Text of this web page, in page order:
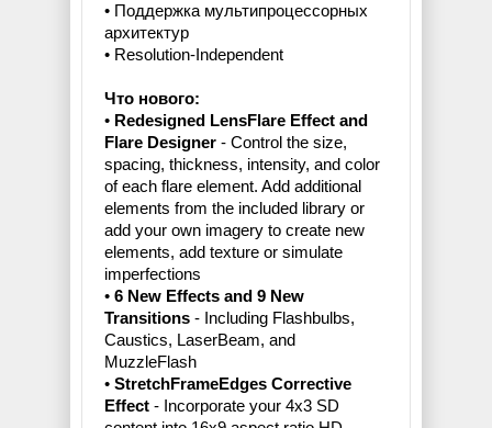
• Поддержка мультипроцессорных
архитектур
• Resolution-Independent
Что нового:
• Redesigned LensFlare Effect and
Flare Designer - Control the size,
spacing, thickness, intensity, and color
of each flare element. Add additional
elements from the included library or
add your own imagery to create new
elements, add texture or simulate
imperfections
• 6 New Effects and 9 New
Transitions - Including Flashbulbs,
Caustics, LaserBeam, and
MuzzleFlash
• StretchFrameEdges Corrective
Effect - Incorporate your 4x3 SD